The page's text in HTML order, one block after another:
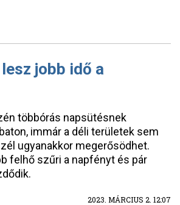
jobb idő a
többórás napsütésnek
immár a déli területek sem
ugyanakkor megerősödhet.
felhő szűri a napfényt és pár
2023. MÁRCIUS 2. 12:07